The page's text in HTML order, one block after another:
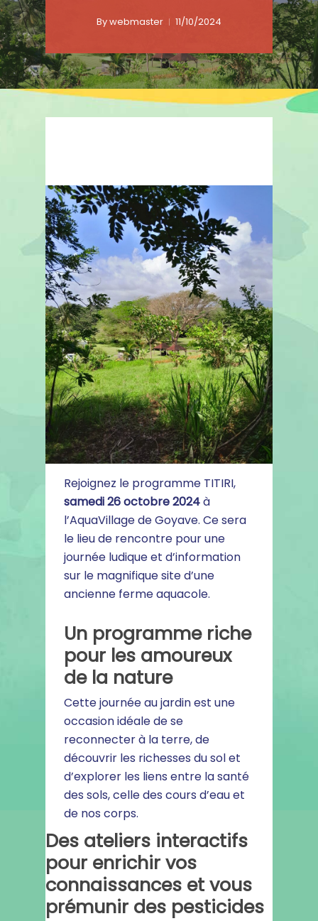
Bywebmaster 11/10/2024
Rejoignez le programme TITIRI,
samedi 26 octobre 2024à
l’AquaVillage de Goyave. Ce sera
le lieu de rencontre pour une
journée ludique et d’information
sur le magnifique site d’une
ancienne ferme aquacole.
Un programme riche
pour les amoureux
de la nature
Cette journée au jardin est une
occasion idéale de se
reconnecter à la terre, de
découvrir les richesses du sol et
d’explorer les liens entre la santé
des sols, celle des cours d’eau et
de nos corps.
Des ateliers interactifs
pour enrichir vos
connaissances et vous
prémunir des pesticides